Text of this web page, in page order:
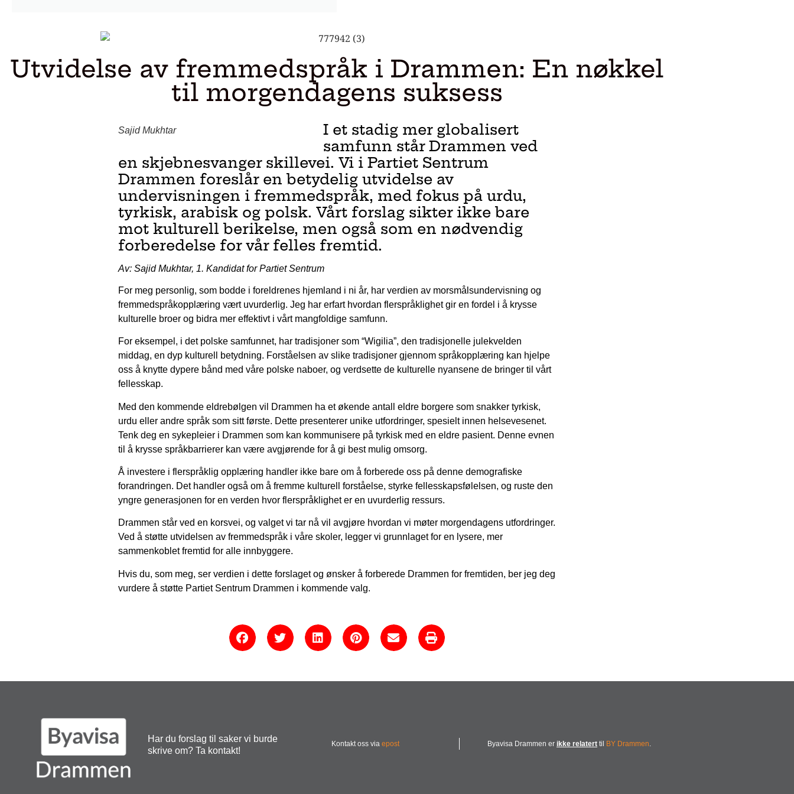
Utvidelse av fremmedspråk i Drammen: En nøkkel
til morgendagens suksess
Sajid Mukhtar
I et stadig mer globalisert
samfunn står Drammen ved
en skjebnesvanger skillevei. Vi i Partiet Sentrum
Drammen foreslår en betydelig utvidelse av
undervisningen i fremmedspråk, med fokus på urdu,
tyrkisk, arabisk og polsk. Vårt forslag sikter ikke bare
mot kulturell berikelse, men også som en nødvendig
forberedelse for vår felles fremtid.
Av: Sajid Mukhtar, 1. Kandidat for Partiet Sentrum
For meg personlig, som bodde i foreldrenes hjemland i ni år, har verdien av morsmålsundervisning og
fremmedspråkopplæring vært uvurderlig. Jeg har erfart hvordan flerspråklighet gir en fordel i å krysse
kulturelle broer og bidra mer effektivt i vårt mangfoldige samfunn.
For eksempel, i det polske samfunnet, har tradisjoner som “Wigilia”, den tradisjonelle julekvelden
middag, en dyp kulturell betydning. Forståelsen av slike tradisjoner gjennom språkopplæring kan hjelpe
oss å knytte dypere bånd med våre polske naboer, og verdsette de kulturelle nyansene de bringer til vårt
fellesskap.
Med den kommende eldrebølgen vil Drammen ha et økende antall eldre borgere som snakker tyrkisk,
urdu eller andre språk som sitt første. Dette presenterer unike utfordringer, spesielt innen helsevesenet.
Tenk deg en sykepleier i Drammen som kan kommunisere på tyrkisk med en eldre pasient. Denne evnen
til å krysse språkbarrierer kan være avgjørende for å gi best mulig omsorg.
Å investere i flerspråklig opplæring handler ikke bare om å forberede oss på denne demografiske
forandringen. Det handler også om å fremme kulturell forståelse, styrke fellesskapsfølelsen, og ruste den
yngre generasjonen for en verden hvor flerspråklighet er en uvurderlig ressurs.
Drammen står ved en korsvei, og valget vi tar nå vil avgjøre hvordan vi møter morgendagens utfordringer.
Ved å støtte utvidelsen av fremmedspråk i våre skoler, legger vi grunnlaget for en lysere, mer
sammenkoblet fremtid for alle innbyggere.
Hvis du, som meg, ser verdien i dette forslaget og ønsker å forberede Drammen for fremtiden, ber jeg deg
vurdere å støtte Partiet Sentrum Drammen i kommende valg.
Har du forslag til saker vi burde
skrive om? Ta kontakt!
Kontakt oss viaepost Byavisa Drammen er ikke relaterttil BY Drammen.